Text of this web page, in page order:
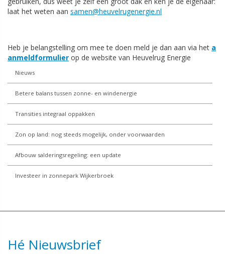
Nieuws
Betere balans tussen zonne- en windenergie
Transities integraal oppakken
Zon op land: nog steeds mogelijk, onder voorwaarden
Afbouw salderingsregeling: een update
Investeer in zonnepark Wijkerbroek
laat het weten aan samen@heuvelrugenergie.nl
Heb je belangstelling om mee te doen meld je dan aan via het a
anmeldformulier op de website van Heuvelrug Energie
Hé Nieuwsbrief